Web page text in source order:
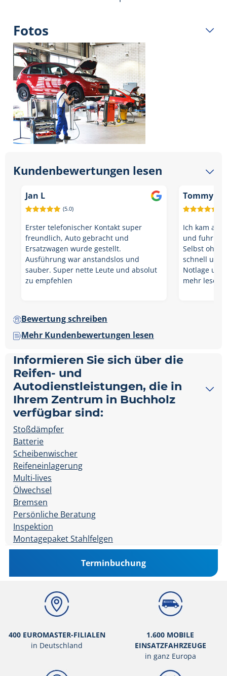
Fotos
Kundenbewertungen lesen
Jan L
(5.0)
Erster telefonischer Kontakt super
freundlich, Auto gebracht und
Ersatzwagen wurde gestellt.
Ausführung war anstandslos und
sauber. Super nette Leute und absolut
zu empfehlen
Tommy
Ich kam als
und fuhr als
Selbst ohne
schnell und
Notlage
mehr lesen
Bewertung schreiben
Mehr Kundenbewertungen lesen
Informieren Sie sich über die
Reifen- und
Autodienstleistungen, die in
Ihrem Zentrum in Buchholz
verfügbar sind:
Stoßdämpfer
Batterie
Scheibenwischer
Reifeneinlagerung
Multi-lives
Ölwechsel
Bremsen
Persönliche Beratung
Inspektion
Montagepaket Stahlfelgen
Terminbuchung
400 EUROMASTER-FILIALEN
in Deutschland
1.600 MOBILE
EINSATZFAHRZEUGE
in ganz Europa